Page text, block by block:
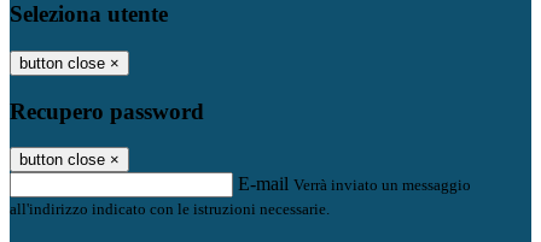
Seleziona utente
button close ×
Recupero password
button close ×
E-mail Verrà inviato un messaggio
all'indirizzo indicato con le istruzioni necessarie.